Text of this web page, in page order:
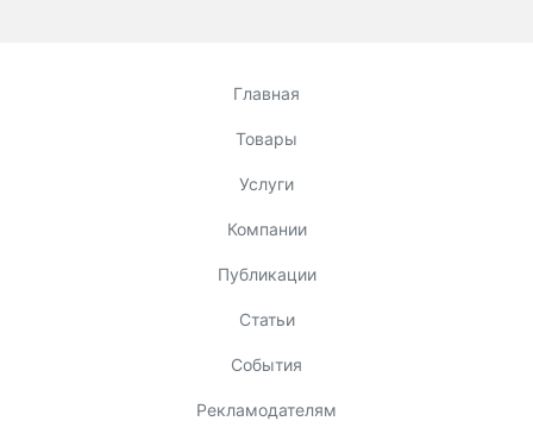
Главная
Товары
Услуги
Компании
Публикации
Статьи
События
Рекламодателям